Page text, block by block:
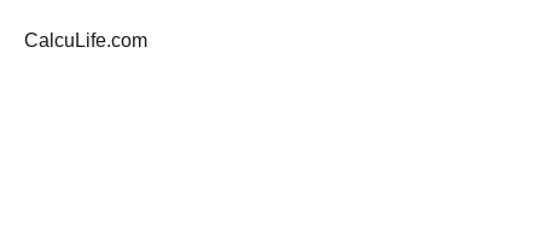
CalcuLife.com